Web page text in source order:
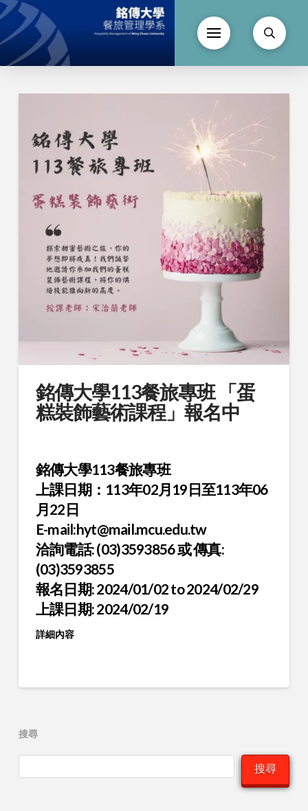
銘傳大學113餐旅專班 「蛋
糕裝飾藝術課程」報名中
銘傳大學113餐旅專班
上課日期：113年02月19日至113年06
月22日
E-mail:hyt@mail.mcu.edu.tw
洽詢電話: (03)3593856 或 傳真:
(03)3593855
報名日期: 2024/01/02 to 2024/02/29
上課日期: 2024/02/19
詳細內容
搜尋
搜尋